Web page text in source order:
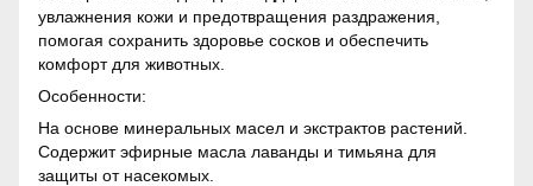
увлажнения кожи и предотвращения раздражения,
помогая сохранить здоровье сосков и обеспечить
комфорт для животных.
Особенности:
На основе минеральных масел и экстрактов растений.
Содержит эфирные масла лаванды и тимьяна для
защиты от насекомых.